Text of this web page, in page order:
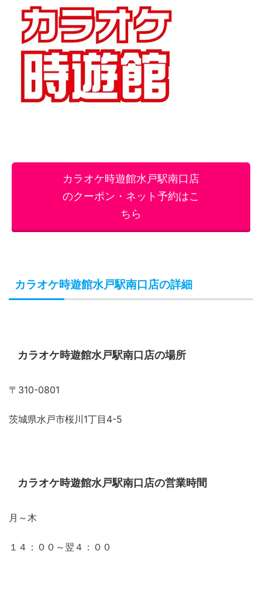
カラオケ時遊館水戸駅南口店
のクーポン・ネット予約はこ
ちら
カラオケ時遊館水戸駅南口店の詳細
カラオケ時遊館水戸駅南口店の場所
〒310-0801
茨城県水戸市桜川1丁目4-5
カラオケ時遊館水戸駅南口店の営業時間
月～木
１４：００～翌４：００